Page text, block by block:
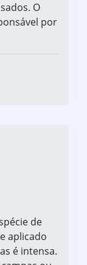
O
por
de
aplicado
é intensa.